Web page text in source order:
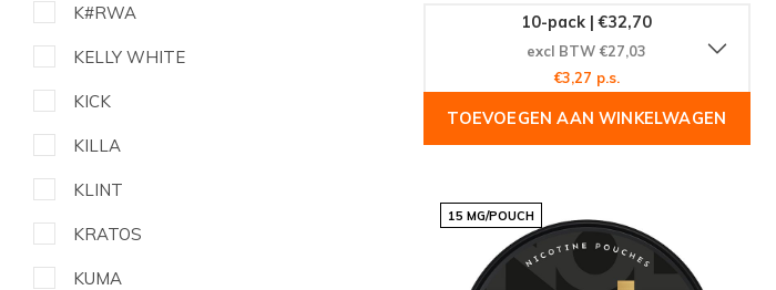
K#RWA
KELLY WHITE
KICK
KILLA
KLINT
KRATOS
KUMA
10-pack | €32,70
excl BTW €27,03
€3,27 p.s.
TOEVOEGEN AAN WINKELWAGEN
15 MG/POUCH